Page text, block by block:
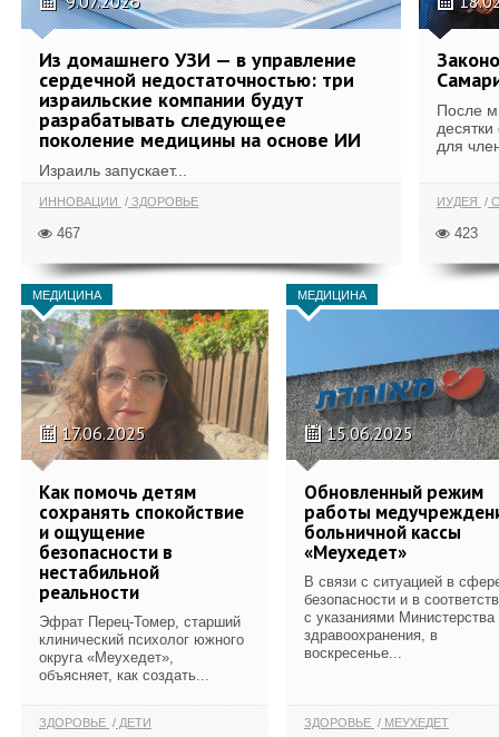
Из домашнего УЗИ — в управление
сердечной недостаточностью: три
израильские компании будут
разрабатывать следующее
поколение медицины на основе ИИ
Израиль запускает...
ИННОВАЦИИ ЗДОРОВЬЕ
467
После
для
ИУДЕЯ
423
МЕДИЦИНА
17.06.2025
Как помочь детям
сохранять спокойствие
и ощущение
безопасности в
нестабильной
реальности
Эфрат Перец-Томер, старший
клинический психолог южного
округа «Меухедет»,
объясняет, как создать...
ЗДОРОВЬЕ ДЕТИ
МЕДИЦИНА
15.06.2025
Обновленный режим
работы
больничной кассы
«Меухедет»
В связи с ситуацией в
безопасности и в
с указаниями Министерства
здравоохранения, в
воскресенье...
ЗДОРОВЬЕ МЕУХЕДЕТ